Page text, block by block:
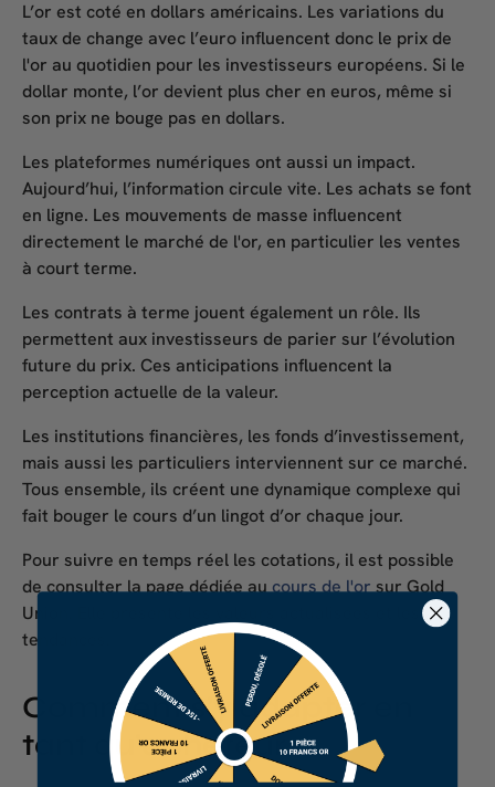
L’or est coté en dollars américains. Les variations du
taux de change avec l’euro influencent donc le prix de
l'or au quotidien pour les investisseurs européens. Si le
dollar monte, l’or devient plus cher en euros, même si
son prix ne bouge pas en dollars.
Les plateformes numériques ont aussi un impact.
Aujourd’hui, l’information circule vite. Les achats se font
en ligne. Les mouvements de masse influencent
directement le marché de l'or, en particulier les ventes
à court terme.
Les contrats à terme jouent également un rôle. Ils
permettent aux investisseurs de parier sur l’évolution
future du prix. Ces anticipations influencent la
perception actuelle de la valeur.
Les institutions financières, les fonds d’investissement,
mais aussi les particuliers interviennent sur ce marché.
Tous ensemble, ils créent une dynamique complexe qui
fait bouger le cours d’un lingot d’or chaque jour.
Pour suivre en temps réel les cotations, il est possible
de consulter la page dédiée aucours de l'orsur Gold
Union. Elle présente les valeurs actualisées et les
tendances.
Comment s’y adapter en
tant qu’acheteur